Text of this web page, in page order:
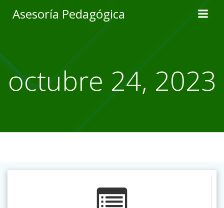
to
Asesoría Pedagógica
octubre 24, 2023